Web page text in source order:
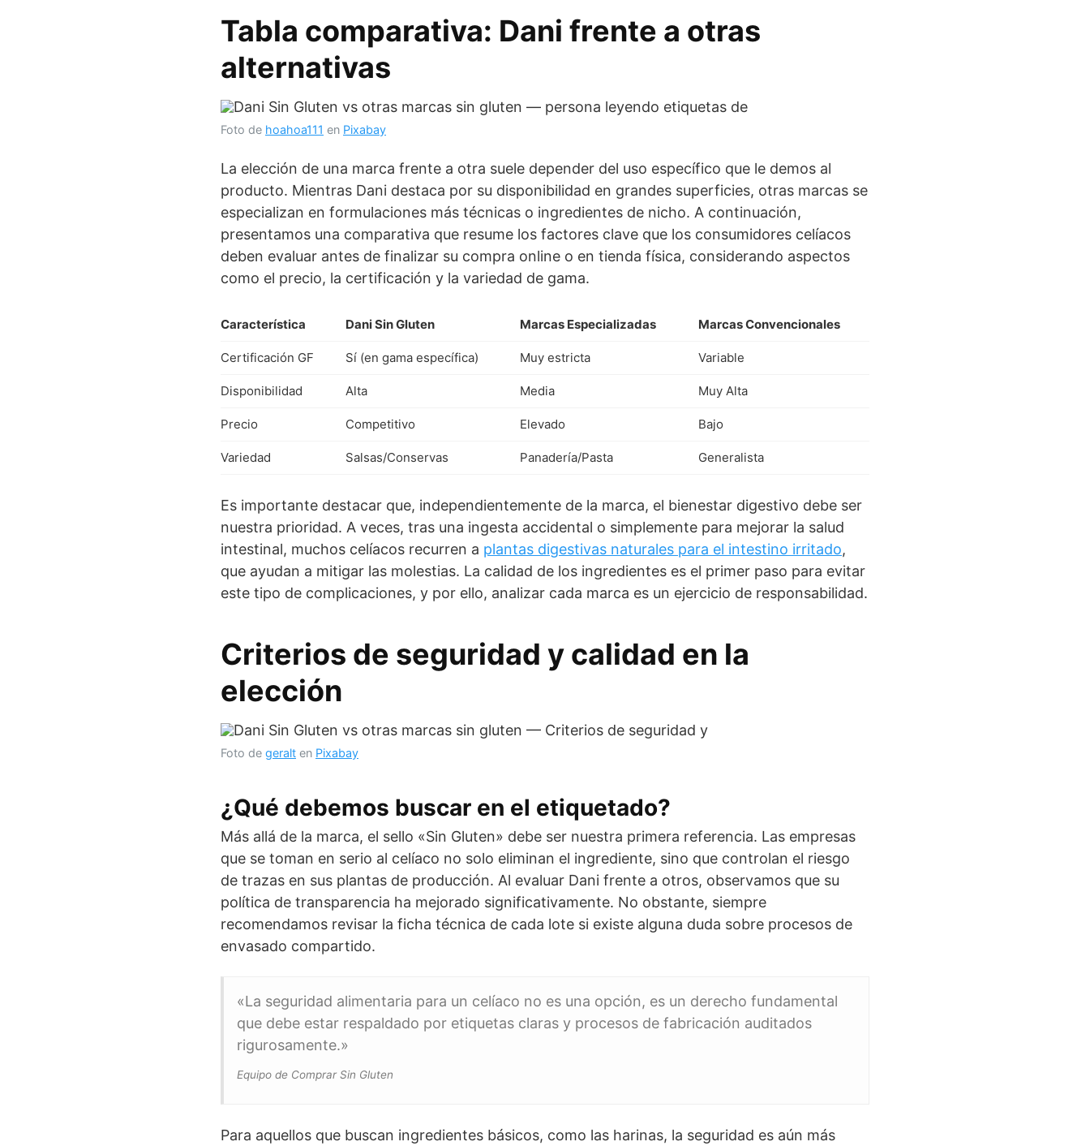
Tabla comparativa: Dani frente a otras
alternativas
Foto de hoahoa111 en Pixabay
La elección de una marca frente a otra suele depender del uso específico que le demos al
producto. Mientras Dani destaca por su disponibilidad en grandes superficies, otras marcas se
especializan en formulaciones más técnicas o ingredientes de nicho. A continuación,
presentamos una comparativa que resume los factores clave que los consumidores celíacos
deben evaluar antes de finalizar su compra online o en tienda física, considerando aspectos
como el precio, la certificación y la variedad de gama.
Característica Dani Sin Gluten Marcas Especializadas Marcas Convencionales
Certificación GF Sí (en gama específica) Muy estricta Variable
Disponibilidad Alta Media Muy Alta
Precio Competitivo Elevado Bajo
Variedad Salsas/Conservas Panadería/Pasta Generalista
Es importante destacar que, independientemente de la marca, el bienestar digestivo debe ser
nuestra prioridad. A veces, tras una ingesta accidental o simplemente para mejorar la salud
intestinal, muchos celíacos recurren a plantas digestivas naturales para el intestino irritado,
que ayudan a mitigar las molestias. La calidad de los ingredientes es el primer paso para evitar
este tipo de complicaciones, y por ello, analizar cada marca es un ejercicio de responsabilidad.
Criterios de seguridad y calidad en la
elección
Foto de geralt en Pixabay
¿Qué debemos buscar en el etiquetado?
Más allá de la marca, el sello «Sin Gluten» debe ser nuestra primera referencia. Las empresas
que se toman en serio al celíaco no solo eliminan el ingrediente, sino que controlan el riesgo
de trazas en sus plantas de producción. Al evaluar Dani frente a otros, observamos que su
política de transparencia ha mejorado significativamente. No obstante, siempre
recomendamos revisar la ficha técnica de cada lote si existe alguna duda sobre procesos de
envasado compartido.
«La seguridad alimentaria para un celíaco no es una opción, es un derecho fundamental
que debe estar respaldado por etiquetas claras y procesos de fabricación auditados
rigurosamente.»
Equipo de Comprar Sin Gluten
Para aquellos que buscan ingredientes básicos, como las harinas, la seguridad es aún más